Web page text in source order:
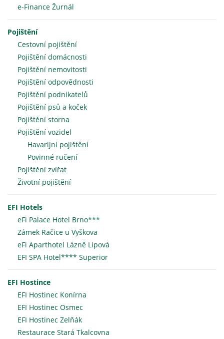
e-Finance Žurnál
Pojištění
Cestovní pojištění
Pojištění domácnosti
Pojištění nemovitosti
Pojištění odpovědnosti
Pojištění podnikatelů
Pojištění psů a koček
Pojištění storna
Pojištění vozidel
Havarijní pojištění
Povinné ručení
Pojištění zvířat
Životní pojištění
EFI Hotels
eFi Palace Hotel Brno***
Zámek Račice u Vyškova
eFi Aparthotel Lázně Lipová
EFI SPA Hotel**** Superior
EFI Hostince
EFI Hostinec Konírna
EFI Hostinec Osmec
EFI Hostinec Zelňák
Restaurace Stará Tkalcovna